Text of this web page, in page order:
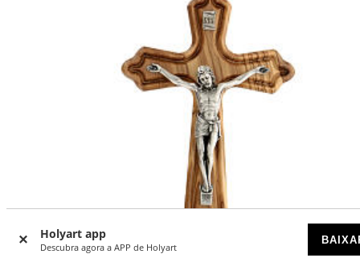
Holyart app
Descubra agora a APP de Holyart